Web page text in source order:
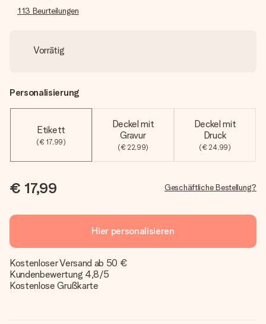
113 Beurteilungen
Vorrätig
Personalisierung
Etikett
(€ 17,99)
Deckel mit
Gravur
(€ 22,99)
Deckel mit
Druck
(€ 24,99)
€ 17,99 Geschäftliche Bestellung?
Hier personalisieren
Kostenloser Versand ab 50 €
Kundenbewertung 4,8/5
Kostenlose Grußkarte